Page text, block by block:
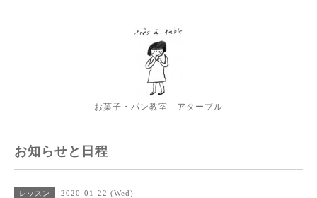
お菓子・パン教室 アターブル
お知らせと日程
レッスン 2020-01-22 (Wed)